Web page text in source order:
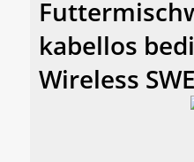
kabellos
Wireless